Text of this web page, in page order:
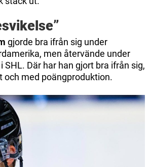
gjorde bra ifrån sig under
men återvände under
SHL. Där har han gjort bra ifrån sig,
och med poängproduktion.